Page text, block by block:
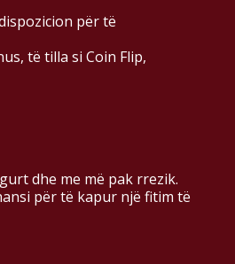
për të
të tilla si Coin Flip,
dhe me më pak rrezik.
për të kapur një fitim të